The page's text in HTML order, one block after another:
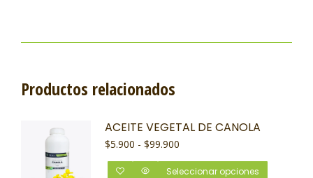
Productos relacionados
ACEITE VEGETAL DE CANOLA
$5.900 - $99.900
Seleccionar opciones